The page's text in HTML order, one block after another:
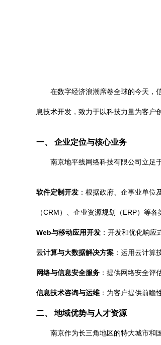
在数字经济浪潮席卷全球的今天，
息技术开发，致力于以科技力量为客户
一、 企业定位与核心业务
南京地平线网络科技有限公司立足
软件定制开发 ：根据政府、企事业单
（CRM）、企业资源规划（ERP）等各
Web与移动应用开发 ：开发和优化响
云计算与大数据解决方案 ：运用云计算
网络与信息安全服务 ：提供网络安全评
信息技术咨询与运维 ：为客户提供前瞻
二、 地域优势与人才资源
南京作为长三角地区的特大城市和